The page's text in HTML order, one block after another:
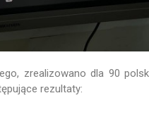
zrealizowano dla 90
rezultaty: